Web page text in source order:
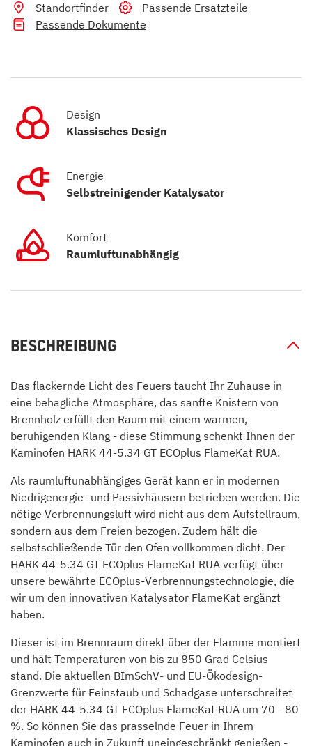
Standortfinder
Passende Ersatzteile
Passende Dokumente
Design
Klassisches Design
Energie
Selbstreinigender Katalysator
Komfort
Raumluftunabhängig
BESCHREIBUNG
Das flackernde Licht des Feuers taucht Ihr Zuhause in
eine behagliche Atmosphäre, das sanfte Knistern von
Brennholz erfüllt den Raum mit einem warmen,
beruhigenden Klang - diese Stimmung schenkt Ihnen der
Kaminofen HARK 44-5.34 GT ECOplus FlameKat RUA.
Als raumluftunabhängiges Gerät kann er in modernen
Niedrigenergie- und Passivhäusern betrieben werden. Die
nötige Verbrennungsluft wird nicht aus dem Aufstellraum,
sondern aus dem Freien bezogen. Zudem hält die
selbstschließende Tür den Ofen vollkommen dicht. Der
HARK 44-5.34 GT ECOplus FlameKat RUA verfügt über
unsere bewährte ECOplus-Verbrennungstechnologie, die
wir um den innovativen Katalysator FlameKat ergänzt
haben.
Dieser ist im Brennraum direkt über der Flamme montiert
und hält Temperaturen von bis zu 850 Grad Celsius
stand. Die aktuellen BImSchV- und EU-Ökodesign-
Grenzwerte für Feinstaub und Schadgase unterschreitet
der HARK 44-5.34 GT ECOplus FlameKat RUA um 70 - 80
%. So können Sie das prasselnde Feuer in Ihrem
Kaminofen auch in Zukunft uneingeschränkt genießen -